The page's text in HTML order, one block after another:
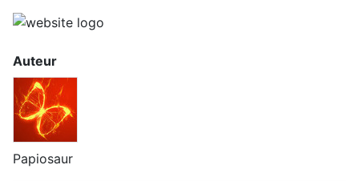
Auteur
Papiosaur